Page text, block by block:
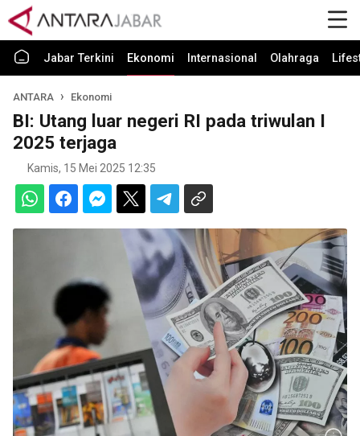
Jabar Terkini Ekonomi Internasional Olahraga
ANTARA Ekonomi
BI: Utang luar negeri RI pada triwulan I
2025 terjaga
Kamis, 15 Mei 2025 12:35